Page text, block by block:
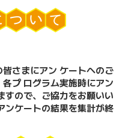
さまにアン ケートへのご
プ ログラム実施時にアン
すので、ご協力をお願いい
ンケートの結果を集計が終